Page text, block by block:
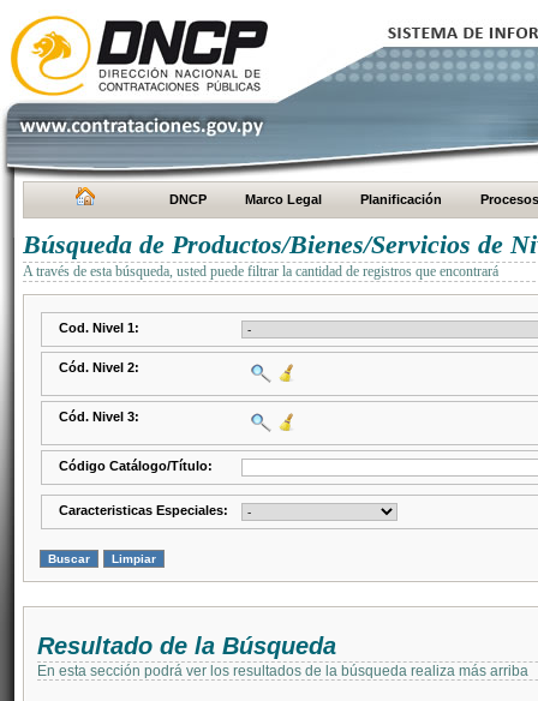
DNCP Marco Legal Planificación Procesos
Búsqueda de Productos/Bienes/Servicios de
A través de esta búsqueda, usted puede filtrar la cantidad de registros que encontrará
Cod. Nivel 1:
Cód. Nivel 2:
Cód. Nivel 3:
Código Catálogo/Título:
Caracteristicas Especiales:
Resultado de la Búsqueda
En esta sección podrá ver los resultados de la búsqueda realiza más arriba